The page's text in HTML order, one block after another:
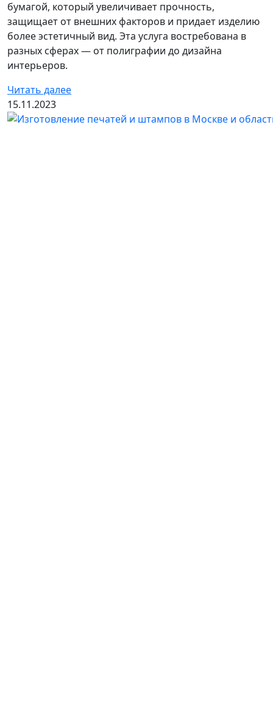
бумагой, который увеличивает прочность,
защищает от внешних факторов и придает изделию
более эстетичный вид. Эта услуга востребована в
разных сферах — от полиграфии до дизайна
интерьеров.
Читать далее
15.11.2023